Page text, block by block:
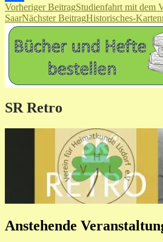
Teilen
Beitragsnavigation
Vorheriger BeitragStudienfahrt mit dem
SaarNächster BeitragHistorisches-
SR Retro
Anstehende